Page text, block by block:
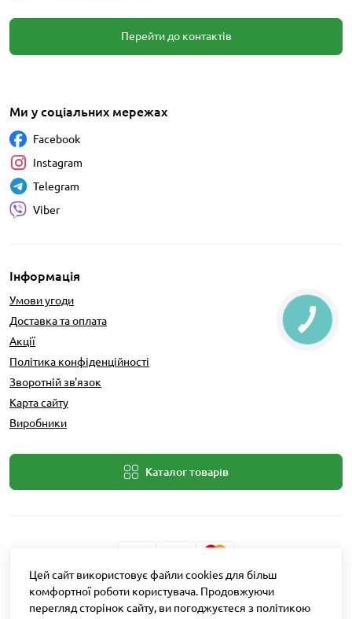
Перейти до контактів
Інформація
Умови угоди
Доставка та оплата
Акції
Політика конфіденційності
Зворотній зв'язок
Карта сайту
Виробники
Каталог товарів
Ми у соціальних мережах
Facebook
Instagram
Telegram
Viber
Розробник: Intent Solutions
Цей сайт використовує файли cookies для більш
комфортної роботи користувача. Продовжуючи
перегляд сторінок сайту, ви погоджуєтеся з політикою